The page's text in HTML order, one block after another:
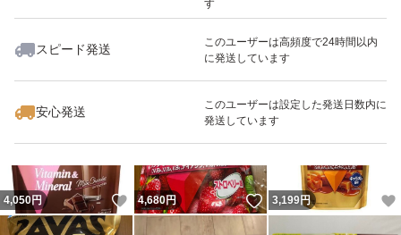
す
スピード発送
このユーザーは高頻度で24時間以内
に発送しています
安心発送
このユーザーは設定した発送日数内に
発送しています
いいね！
9,100
4,050円 いいね！
4,680円 いいね！
3,199円